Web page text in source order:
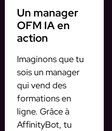
Un manager
OFM IA en
action
Imaginons que tu
sois un manager
qui vend des
formations en
ligne. Grâce à
AffinityBot, tu